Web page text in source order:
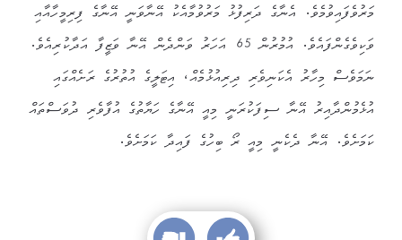
މަރުވެފައިވުމެވެ. އެނާގެ ދަރިފުޅު މަރުވުމާއެކު އޭނާވަނީ އޭނާގެ ފިރިމީހާއާއި
ވަކިވެގެންފައެވެ. އުމުރުން 65 އަހަރު ވަންދެން އޭނާ ވަޒީފާ އަދާކުރިއެވެ.
ނަމަވެސް މިހާރު އެކަނިވެރި ދިރިއުޅުމެއް، އިޓަލީގެ އުތުރުގެ ރަށެއްގައި
އުޅެމުންދާއިރު އޭނާ ސިފަކުރަނީ މިއީ އޭނާގެ ހަޔާތުގެ އުފާވެރި ދުވަސްތައް
ކަމަށެވެ. އޭނާ ދެކެނީ މިއީ ރޯ ބިހުގެ ފައިދާ ކަމަށެވެ.